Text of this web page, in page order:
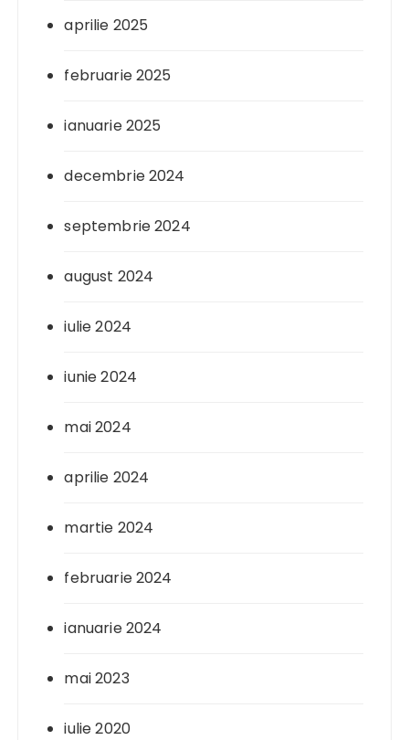
aprilie 2025
februarie 2025
ianuarie 2025
decembrie 2024
septembrie 2024
august 2024
iulie 2024
iunie 2024
mai 2024
aprilie 2024
martie 2024
februarie 2024
ianuarie 2024
mai 2023
iulie 2020